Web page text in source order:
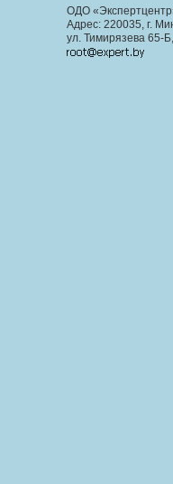
ОДО
Адрес: 220035, г.
ул. Тимирязева 65-